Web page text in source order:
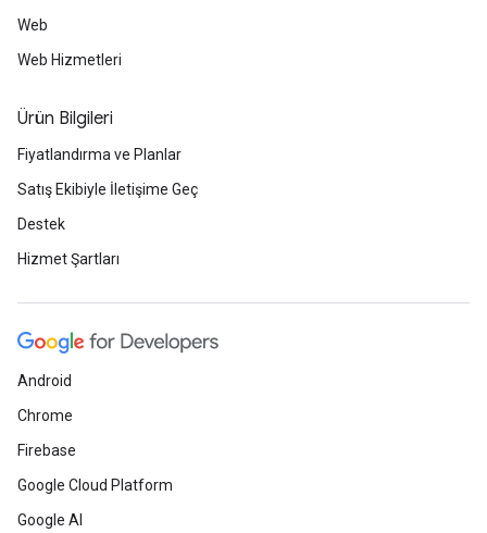
Web
Web Hizmetleri
Ürün Bilgileri
Fiyatlandırma ve Planlar
Satış Ekibiyle İletişime Geç
Destek
Hizmet Şartları
Android
Chrome
Firebase
Google Cloud Platform
Google AI